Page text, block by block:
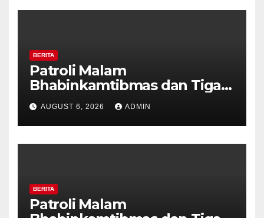
BERITA
Patroli Malam
Bhabinkamtibmas dan Tiga
Pilar Kelurahan Ungaran
Perkuat Kamtibmas, Warga
Diajak Aktifkan Ronda
AUGUST 6, 2026 ADMIN
BERITA
Patroli Malam